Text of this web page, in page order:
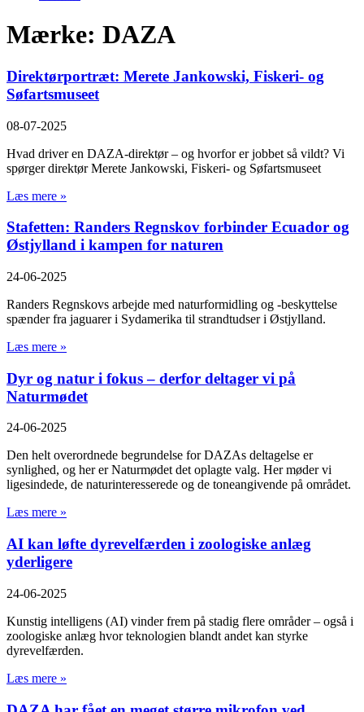
Mærke: DAZA
Direktørportræt: Merete Jankowski, Fiskeri- og
Søfartsmuseet
08-07-2025
Hvad driver en DAZA-direktør – og hvorfor er jobbet så vildt? Vi
spørger direktør Merete Jankowski, Fiskeri- og Søfartsmuseet
Læs mere »
Stafetten: Randers Regnskov forbinder Ecuador og
Østjylland i kampen for naturen
24-06-2025
Randers Regnskovs arbejde med naturformidling og -beskyttelse
spænder fra jaguarer i Sydamerika til strandtudser i Østjylland.
Læs mere »
Dyr og natur i fokus – derfor deltager vi på
Naturmødet
24-06-2025
Den helt overordnede begrundelse for DAZAs deltagelse er
synlighed, og her er Naturmødet det oplagte valg. Her møder vi
ligesindede, de naturinteresserede og de toneangivende på området.
Læs mere »
AI kan løfte dyrevelfærden i zoologiske anlæg
yderligere
24-06-2025
Kunstig intelligens (AI) vinder frem på stadig flere områder – også i
zoologiske anlæg hvor teknologien blandt andet kan styrke
dyrevelfærden.
Læs mere »